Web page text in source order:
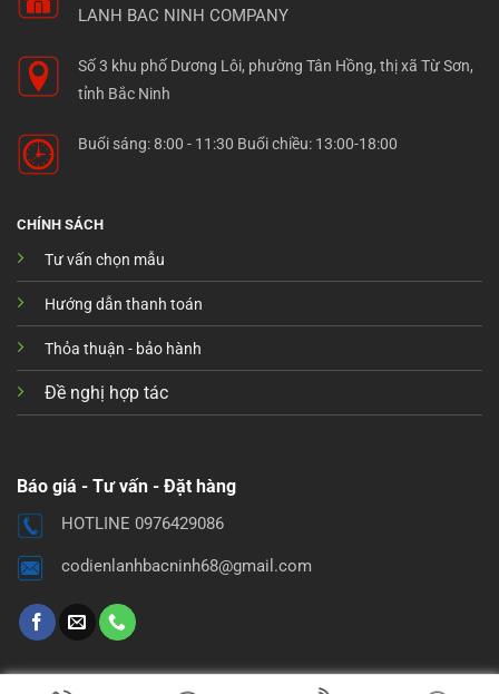
LANH BAC NINH COMPANY
Số 3 khu phố Dương Lôi, phường Tân Hồng, thị xã Từ Sơn,
tỉnh Bắc Ninh
Buổi sáng: 8:00 - 11:30 Buổi chiều: 13:00-18:00
CHÍNH SÁCH
Tư vấn chọn mẫu
Hướng dẫn thanh toán
Thỏa thuận - bảo hành
Đề nghị hợp tác
Báo giá - Tư vấn - Đặt hàng
HOTLINE 0976429086
codienlanhbacninh68@gmail.com